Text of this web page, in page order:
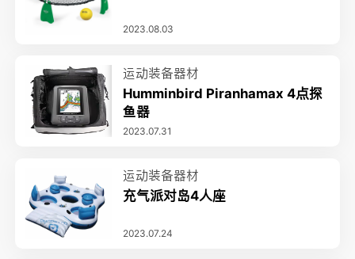
2023.08.03
运动装备器材
Humminbird Piranhamax 4点探
鱼器
2023.07.31
运动装备器材
充气派对岛4人座
2023.07.24